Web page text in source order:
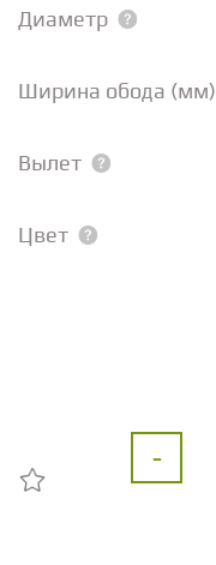
Диаметр
Ширина обода (мм)
Вылет
Цвет
-